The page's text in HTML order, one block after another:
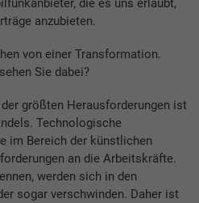
die es uns erlaubt,
anzubieten.
von einer Transformation.
Sie dabei?
der größten Herausforderungen ist
Technologische
im Bereich der künstlichen
an die Arbeitskräfte.
werden sich in den
sogar verschwinden. Daher ist